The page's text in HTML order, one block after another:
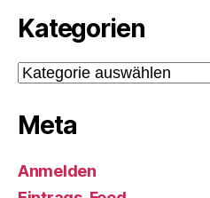
Kategorien
Kategorien
Meta
Anmelden